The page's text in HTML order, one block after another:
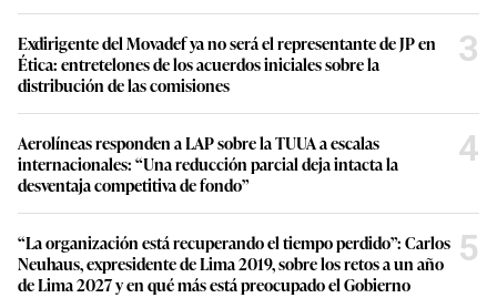
Exdirigente del Movadef ya no será el representante de JP en
Ética: entretelones de los acuerdos iniciales sobre la
distribución de las comisiones
3
Aerolíneas responden a LAP sobre la TUUA a escalas
internacionales: “Una reducción parcial deja intacta la
desventaja competitiva de fondo”
4
“La organización está recuperando el tiempo perdido”: Carlos
Neuhaus, expresidente de Lima 2019, sobre los retos a un año
de Lima 2027 y en qué más está preocupado el Gobierno
5